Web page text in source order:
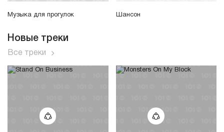
Музыка для прогулок Шансон
Новые треки
Все треки